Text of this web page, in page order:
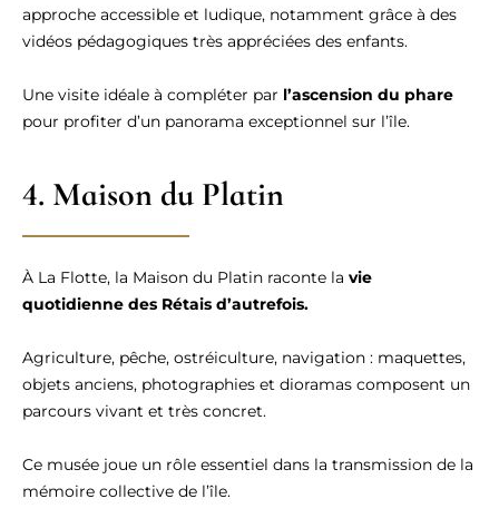
approche accessible et ludique, notamment grâce à des
vidéos pédagogiques très appréciées des enfants.
Une visite idéale à compléter par l’ascension du phare
pour profiter d’un panorama exceptionnel sur l’île.
4. Maison du Platin
À La Flotte, la Maison du Platin raconte la vie
quotidienne des Rétais d’autrefois.
Agriculture, pêche, ostréiculture, navigation : maquettes,
objets anciens, photographies et dioramas composent un
parcours vivant et très concret.
Ce musée joue un rôle essentiel dans la transmission de la
mémoire collective de l’île.